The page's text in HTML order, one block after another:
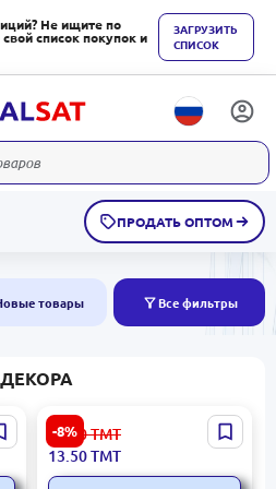
Не ищите по
список покупок и
ЗАГРУЗИТЬ
СПИСОК
ПРОДАТЬ ОПТОМ
товары Все фильтры
-8%
HAPPY BIRTH DAY RS-28 |
Свечи для торта 12 шт
Мультиколор
14.70ТМТ
13.50ТМТ